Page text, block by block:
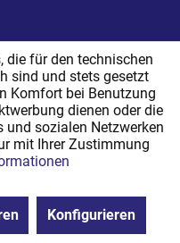
die für den technischen
sind und stets gesetzt
Komfort bei Benutzung
dienen oder die
und sozialen Netzwerken
mit Ihrer Zustimmung
Konfigurieren